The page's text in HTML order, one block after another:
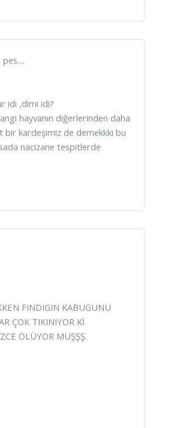
idi ,dimi idi?
hayvanın diğerlerinden daha
bir kardeşimiz de demekkki bu
nacizane tespitlerde
FINDIGIN KABUGUNU
ÇOK TIKINIYOR Kİ
ÖLÜYOR MUŞŞŞ.